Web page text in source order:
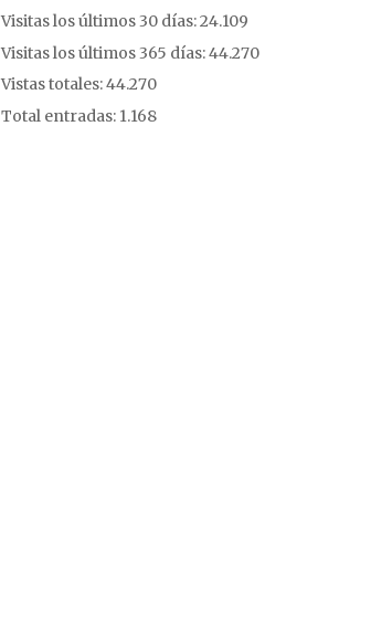
Visitas los últimos 30 días:24.109
Visitas los últimos 365 días:44.270
Vistas totales:44.270
Total entradas: 1.168